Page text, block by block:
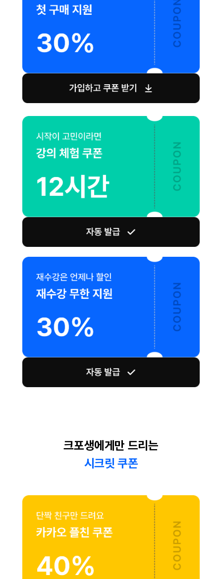
크포생에게만 드리는
시크릿 쿠폰